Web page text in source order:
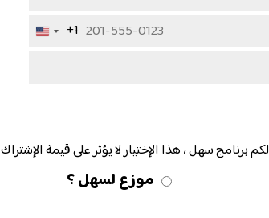
United
+1
برنامج سهل ، هذا الإختيار لا يؤثر على قيمة الإشتراك
موزع لسهل ؟